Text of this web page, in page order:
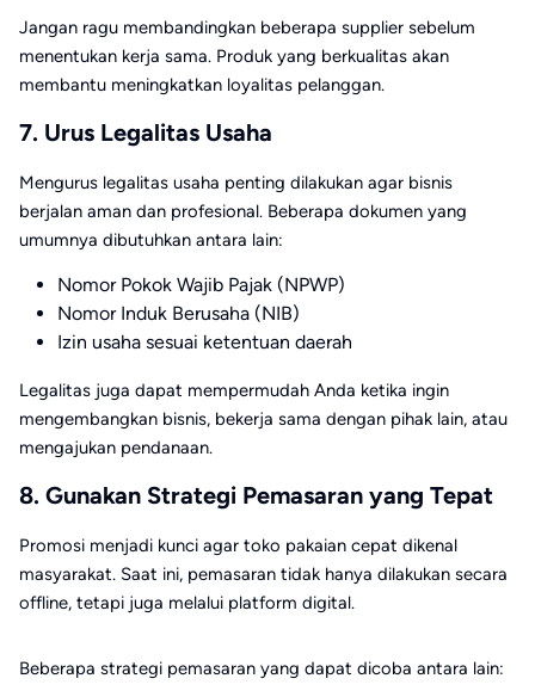
Jangan ragu membandingkan beberapa supplier sebelum
menentukan kerja sama. Produk yang berkualitas akan
membantu meningkatkan loyalitas pelanggan.
7. Urus Legalitas Usaha
Mengurus legalitas usaha penting dilakukan agar bisnis
berjalan aman dan profesional. Beberapa dokumen yang
umumnya dibutuhkan antara lain:
Nomor Pokok Wajib Pajak (NPWP)
Nomor Induk Berusaha (NIB)
Izin usaha sesuai ketentuan daerah
Legalitas juga dapat mempermudah Anda ketika ingin
mengembangkan bisnis, bekerja sama dengan pihak lain, atau
mengajukan pendanaan.
8. Gunakan Strategi Pemasaran yang Tepat
Promosi menjadi kunci agar toko pakaian cepat dikenal
masyarakat. Saat ini, pemasaran tidak hanya dilakukan secara
offline, tetapi juga melalui platform digital.
Beberapa strategi pemasaran yang dapat dicoba antara lain: